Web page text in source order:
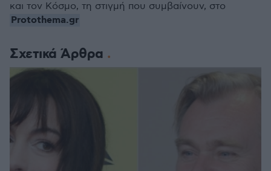
Σχετικά Άρθρα
και τον Κόσμο, τη στιγμή που συμβαίνουν, στο
Protothema.gr